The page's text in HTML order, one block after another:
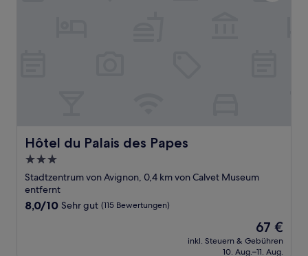
Hôtel du Palais des Papes
Hôtel du Palais des Papes
3.0-
Sterne-
Unterkunft
Stadtzentrum von Avignon, 0,4 km von Calvet Museum
entfernt
8.0
8,0/10 Sehr gut (115 Bewertungen)
Der
Preis
beträgt
67 €
inkl. Steuern & Gebühren
10. Aug.–11. Aug.